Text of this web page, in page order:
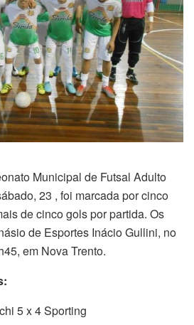
Municipal de Futsal Adulto
23 , foi marcada por cinco
de cinco gols por partida. Os
de Esportes Inácio Gullini, no
em Nova Trento.
5 x 4 Sporting